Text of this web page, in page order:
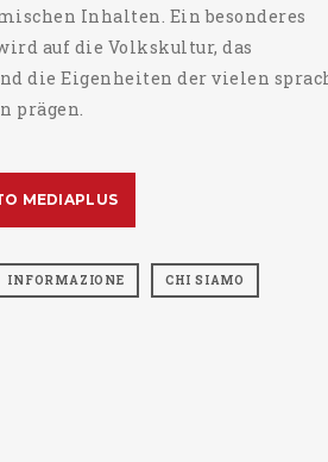
Inhalten. Ein besonderes
auf die Volkskultur, das
die Eigenheiten der vielen
prägen.
MEDIAPLUS
INFORMAZIONE CHI SIAMO